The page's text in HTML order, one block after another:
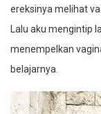
ereksinya melihat
Lalu aku mengintip
menempelkan
belajarnya.